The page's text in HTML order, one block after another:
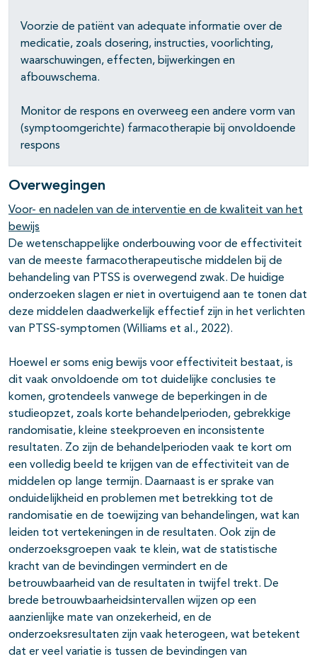
Voorzie de patiënt van adequate informatie over de
medicatie, zoals dosering, instructies, voorlichting,
waarschuwingen, effecten, bijwerkingen en
afbouwschema.
Monitor de respons en overweeg een andere vorm van
(symptoomgerichte) farmacotherapie bij onvoldoende
respons
Overwegingen
Voor- en nadelen van de interventie en de kwaliteit van het
bewijs
De wetenschappelijke onderbouwing voor de effectiviteit
van de meeste farmacotherapeutische middelen bij de
behandeling van PTSS is overwegend zwak. De huidige
onderzoeken slagen er niet in overtuigend aan te tonen dat
deze middelen daadwerkelijk effectief zijn in het verlichten
van PTSS-symptomen (Williams et al., 2022).
Hoewel er soms enig bewijs voor effectiviteit bestaat, is
dit vaak onvoldoende om tot duidelijke conclusies te
komen, grotendeels vanwege de beperkingen in de
studieopzet, zoals korte behandelperioden, gebrekkige
randomisatie, kleine steekproeven en inconsistente
resultaten. Zo zijn de behandelperioden vaak te kort om
een volledig beeld te krijgen van de effectiviteit van de
middelen op lange termijn. Daarnaast is er sprake van
onduidelijkheid en problemen met betrekking tot de
randomisatie en de toewijzing van behandelingen, wat kan
leiden tot vertekeningen in de resultaten. Ook zijn de
onderzoeksgroepen vaak te klein, wat de statistische
kracht van de bevindingen vermindert en de
betrouwbaarheid van de resultaten in twijfel trekt. De
brede betrouwbaarheidsintervallen wijzen op een
aanzienlijke mate van onzekerheid, en de
onderzoeksresultaten zijn vaak heterogeen, wat betekent
dat er veel variatie is tussen de bevindingen van